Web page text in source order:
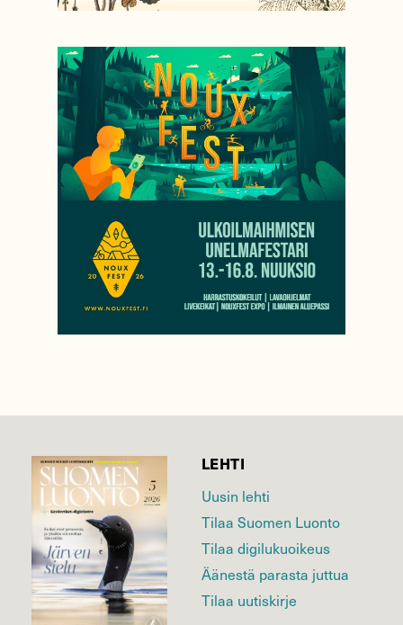
LEHTI
Uusin lehti
Tilaa Suomen Luonto
Tilaa digilukuoikeus
Äänestä parasta juttua
Tilaa uutiskirje